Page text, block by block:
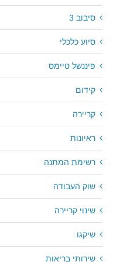
סיבוב 3
סיוע כלכלי
פיננשל טיימס
קידום
קריירה
ראיונות
רשימת המתנה
שוק העבודה
שינוי קריירה
שיקגו
שירותי בריאות